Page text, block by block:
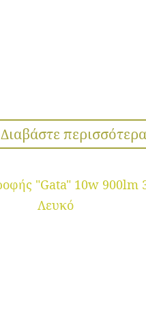
Διαβάστε περισσότερα